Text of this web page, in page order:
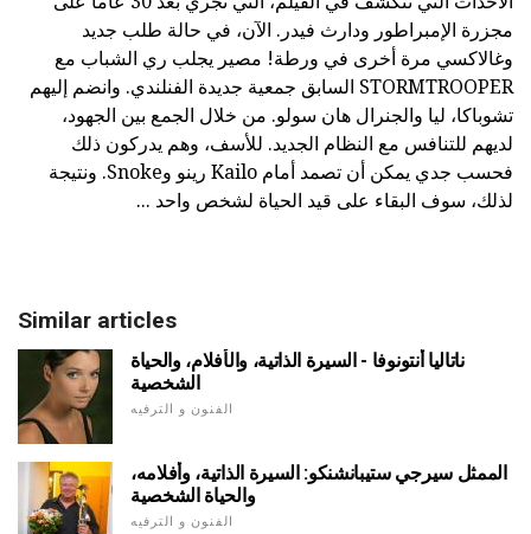
مجزرة الإمبراطور ودارث فيدر. الآن، في حالة طلب جديد
وغالاكسي مرة أخرى في ورطة! مصير يجلب ري الشباب مع
STORMTROOPER السابق جمعية جديدة الفنلندي. وانضم إليهم
تشوباكا، ليا والجنرال هان سولو. من خلال الجمع بين الجهود،
لديهم للتنافس مع النظام الجديد. للأسف، وهم يدركون ذلك
فحسب جدي يمكن أن تصمد أمام Kailo رينو وSnoke. ونتيجة
لذلك، سوف البقاء على قيد الحياة لشخص واحد ...
Similar articles
ناتاليا أنتونوفا - السيرة الذاتية، والأفلام، والحياة
الشخصية
الفنون و الترفيه
الممثل سيرجي ستيبانشنكو: السيرة الذاتية، وأفلامه،
والحياة الشخصية
الفنون و الترفيه